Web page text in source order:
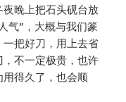
晚上把石头砚台放
气”，大概与我们篆
把好刀，用上去省
不一定极贵，也许
得久了，也会顺